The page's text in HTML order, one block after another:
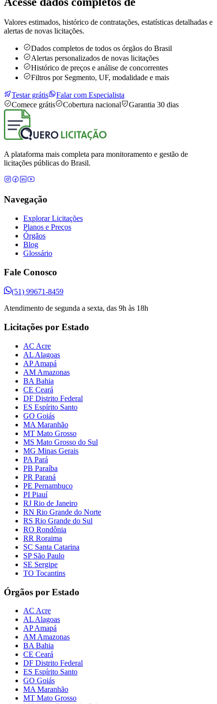
Valores estimados, histórico de contratações, estatísticas detalhadas e
alertas de novas licitações.
Dados completos de todos os órgãos do Brasil
Alertas personalizados de novas licitações
Histórico de preços e análise de concorrentes
Filtros por Segmento, UF, modalidade e mais
Testar grátis
Falar com Especialista
Comece grátis
Cobertura nacional Garantia 30 dias
A plataforma mais completa para monitoramento e gestão de
licitações públicas do Brasil.
Navegação
Explorar Licitações
Planos e Preços
Órgãos
Blog
Glossário
Fale Conosco
(51) 99671-8459
Atendimento de segunda a sexta, das 9h às 18h
Licitações por Estado
AC Acre
AL Alagoas
AP Amapá
AM Amazonas
BA Bahia
CE Ceará
DF Distrito Federal
ES Espírito Santo
GO Goiás
MA Maranhão
MT Mato Grosso
MS Mato Grosso do Sul
MG Minas Gerais
PA Pará
PB Paraíba
PR Paraná
PE Pernambuco
PI Piauí
RJ Rio de Janeiro
RN Rio Grande do Norte
RS Rio Grande do Sul
RO Rondônia
RR Roraima
SC Santa Catarina
SP São Paulo
SE Sergipe
TO Tocantins
Órgãos por Estado
AC Acre
AL Alagoas
AP Amapá
AM Amazonas
BA Bahia
CE Ceará
DF Distrito Federal
ES Espírito Santo
GO Goiás
MA Maranhão
MT Mato Grosso